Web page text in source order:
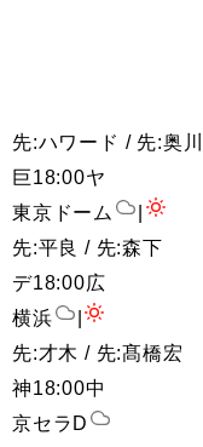
先:ハワード / 先:奥川
巨18:00ヤ
東京ドーム
先:平良 / 先:森下
デ18:00広
横浜
先:才木 / 先:髙橋宏
神18:00中
京セラD